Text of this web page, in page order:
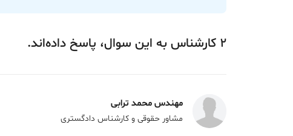
2 کارشناس به این سوال، پاسخ داده‌اند.
مهندس محمد ترابی
مشاور حقوقی و کارشناس دادگستری